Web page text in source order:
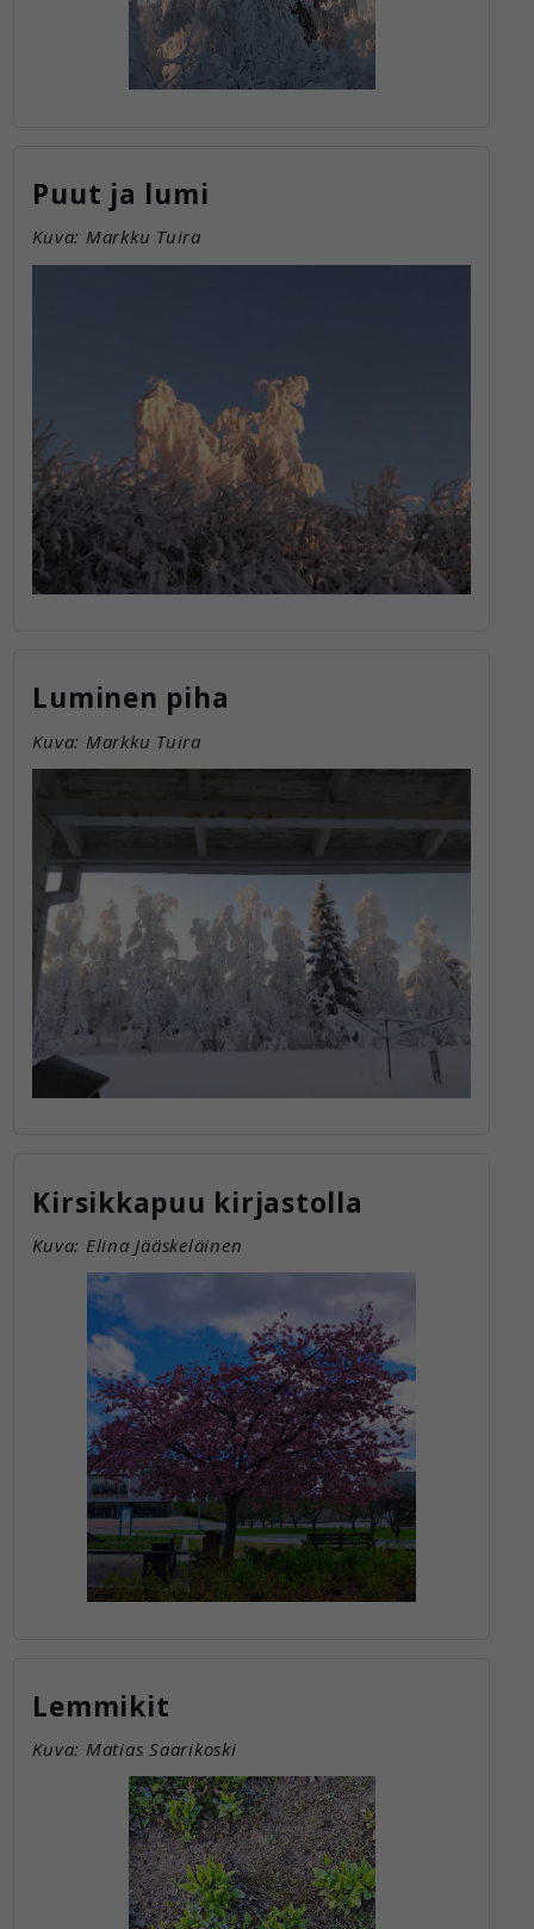
Puut ja lumi
Kuva: Markku Tuira
Luminen piha
Kuva: Markku Tuira
Kirsikkapuu kirjastolla
Kuva: Elina Jääskeläinen
Lemmikit
Kuva: Matias Saarikoski